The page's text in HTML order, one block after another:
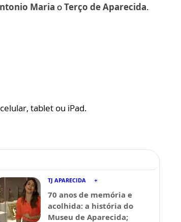
Maria oTerço de Aparecida.
tablet ou iPad.
TJ APARECIDA
70 anos de memória e
acolhida: a história do
Museu de Aparecida;